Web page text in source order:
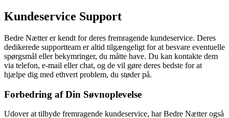
Kundeservice Support
Bedre Nætter er kendt for deres fremragende kundeservice. Deres
dedikerede supportteam er altid tilgængeligt for at besvare eventuelle
spørgsmål eller bekymringer, du måtte have. Du kan kontakte dem
via telefon, e-mail eller chat, og de vil gøre deres bedste for at
hjælpe dig med ethvert problem, du støder på.
Forbedring af Din Søvnoplevelse
Udover at tilbyde fremragende kundeservice, har Bedre Nætter også